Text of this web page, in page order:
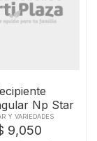
Np Star
Ml
Y VARIEDADES
9,050